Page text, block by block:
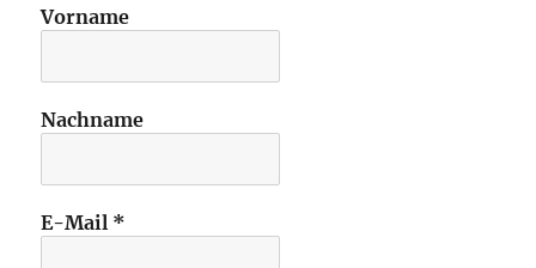
Vorname
Nachname
E-Mail *